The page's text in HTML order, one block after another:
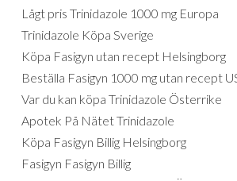
Lågt pris Trinidazole 1000 mg Europa
Trinidazole Köpa Sverige
Köpa Fasigyn utan recept Helsingborg
Beställa Fasigyn 1000 mg utan recept
Var du kan köpa Trinidazole Österrike
Apotek På Nätet Trinidazole
Köpa Fasigyn Billig Helsingborg
Fasigyn Fasigyn Billig